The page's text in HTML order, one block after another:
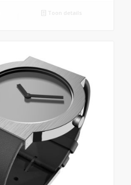
Toon details